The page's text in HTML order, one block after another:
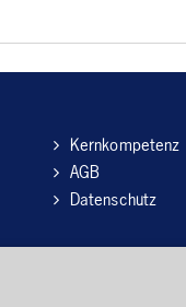
Kernkompetenz
AGB
Datenschutz